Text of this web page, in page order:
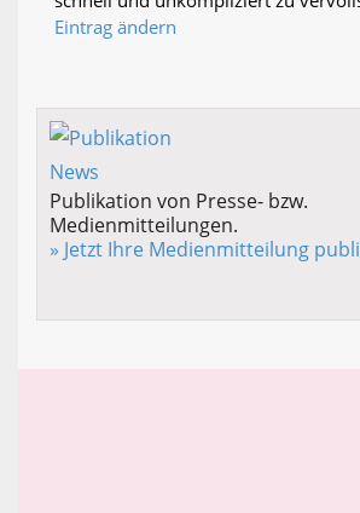
Eintrag ändern
Publikation von Presse- bzw.
Medienmitteilungen.
» Jetzt Ihre Medienmitteilung